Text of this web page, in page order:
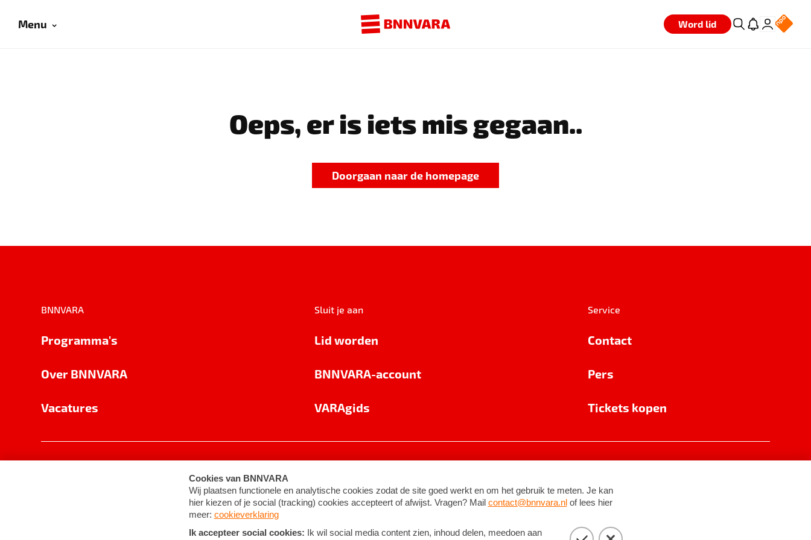
Menu Word lid
Oeps, er is iets mis gegaan..
Doorgaan naar de homepage
BNNVARA
Programma's
Over BNNVARA
Vacatures
Sluit je aan
Lid worden
BNNVARA-account
VARAgids
Service
Contact
Pers
Tickets kopen
Cookie-instellingen Algemene voorwaarden ©2026BNNVARA